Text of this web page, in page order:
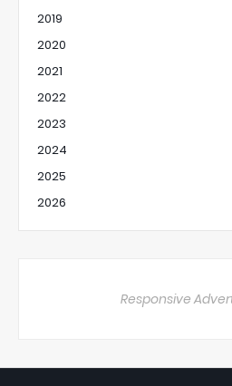
2019
2020
2021
2022
2023
2024
2025
2026
Responsive